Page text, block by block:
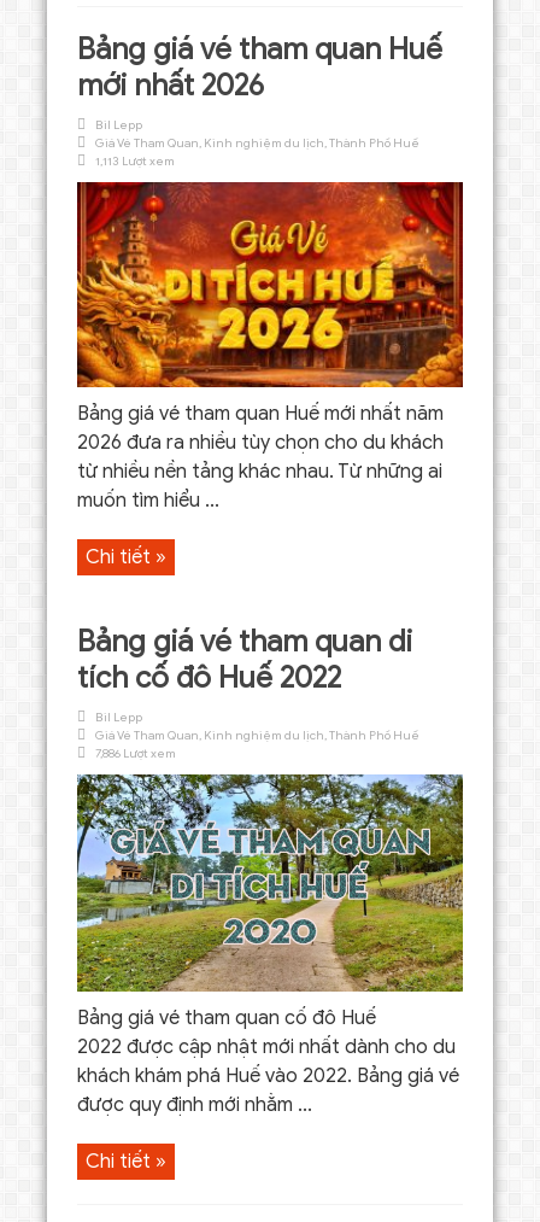
Bảng giá vé tham quan Huế
mới nhất 2026
Bil Lepp
Giá Vé Tham Quan, Kinh nghiệm du lịch,Thành Phố Huế
1,113 Lượt xem
Bảng giá vé tham quan Huế mới nhất năm
2026 đưa ra nhiều tùy chọn cho du khách
từ nhiều nền tảng khác nhau. Từ những ai
muốn tìm hiểu ...
Chi tiết »
Bảng giá vé tham quan di
tích cố đô Huế 2022
Bil Lepp
Giá Vé Tham Quan, Kinh nghiệm du lịch,Thành Phố Huế
7,886 Lượt xem
Bảng giá vé tham quan cố đô Huế
2022 được cập nhật mới nhất dành cho du
khách khám phá Huế vào 2022. Bảng giá vé
được quy định mới nhằm ...
Chi tiết »